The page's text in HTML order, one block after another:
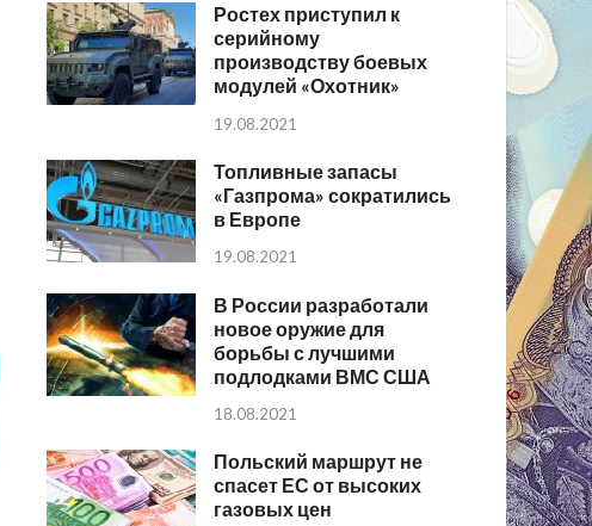
Ростех приступил к
серийному
производству боевых
модулей «Охотник»
19.08.2021
Топливные запасы
«Газпрома» сократились
в Европе
19.08.2021
В России разработали
новое оружие для
борьбы с лучшими
подлодками ВМС США
18.08.2021
Польский маршрут не
спасет ЕС от высоких
газовых цен